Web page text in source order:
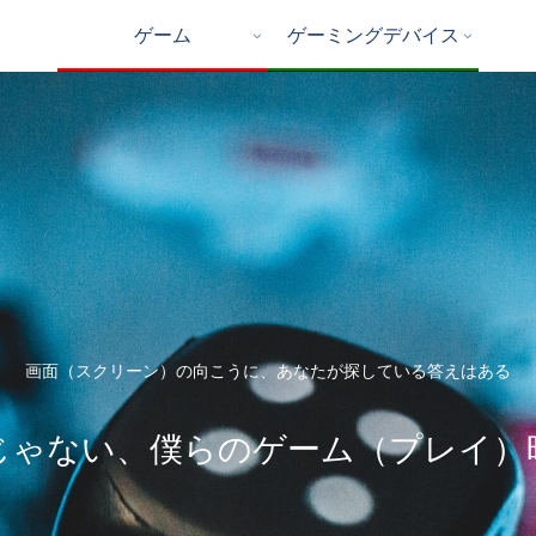
画面（スクリーン）の向こうに、あなたが探している答えはある
ゃない、僕らのゲーム（プレイ）
ゲーム ゲーミングデバイス